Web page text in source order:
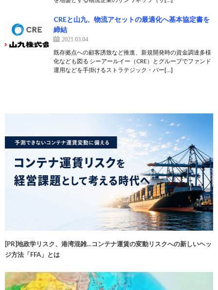
CREと山九、物流アセットの最適化へ基本協定書を
締結
2021.03.04
既存拠点への顧客誘致など推進、新規開発時の資金調達多様
化なども図る シーアールイー（CRE）とグループでファンド
運用などを手掛けるストラテジック・パー[…]
[PR]地政学リスク、港湾混雑…コンテナ運賃の変動リスクへの新しいヘッ
ジ方法「FFA」とは